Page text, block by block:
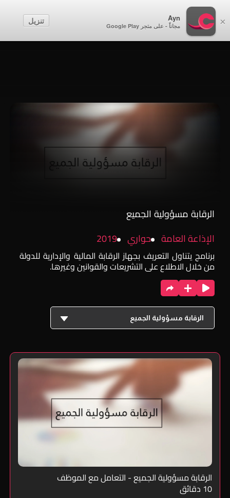
×
Ayn
مجاناً - على متجر Google Play
تنزيل
إنشاء حساب
الرقابة مسؤولية الجميع
الإذاعة العامة
حواري 2019
برنامج يتناول التعريف بجهاز الرقابة المالية والإدارية للدولة
من خلال الاطلاع على التشريعات والقوانين وغيرها.
الرقابة مسؤولية الجميع
الرقابة مسؤولية الجميع - التعامل مع الموظف
10 دقائق